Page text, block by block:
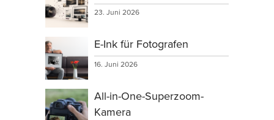
23. Juni 2026
E-Ink für Fotografen
16. Juni 2026
All-in-One-Superzoom-
Kamera